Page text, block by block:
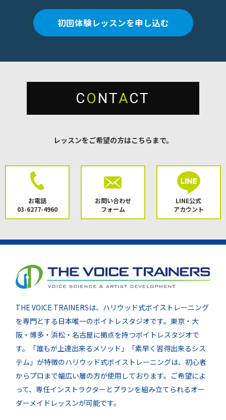
初回体験レッスンを申し込む
CO NTACT
レッスンをご希望の方はこちらまで。
お電話
03-6277-4960
お問い合わせ
フォーム
LINE公式
アカウント
THE VOICE TRAINERSは、ハリウッド式ボイストレーニング
を専門とする日本唯一のボイトレスタジオです。東京・大
阪・博多・浜松・名古屋に拠点を持つボイトレスタジオで
す。「誰もが上達出来るメソッド」「素早く習得出来るシス
テム」が特徴のハリウッド式ボイストレーニングは、初心者
からプロまで幅広い層の方が使用しております。ご希望によ
って、専任インストラクターとプランを組み立てられるオー
ダーメイドレッスンが可能です。